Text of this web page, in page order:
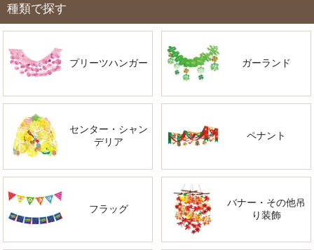
種類で探す
プリーツハンガー ガーランド
センター・シャン
デリア
ペナント
フラッグ
バナー・その他吊
り装飾